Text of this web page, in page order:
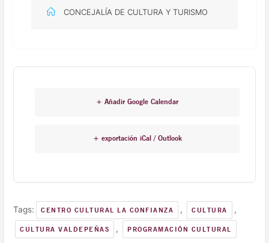
CONCEJALÍA DE CULTURA Y TURISMO
+ Añadir Google Calendar
+ exportación iCal / Outlook
Tags: CENTRO CULTURAL LA CONFIANZA , CULTURA ,
CULTURA VALDEPEÑAS , PROGRAMACIÓN CULTURAL